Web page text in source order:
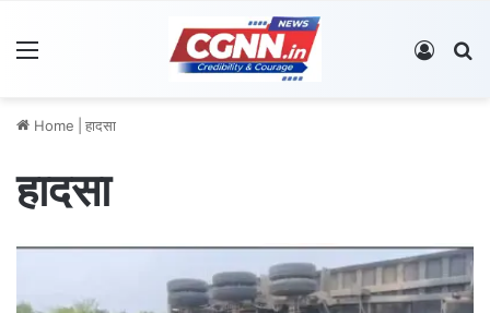
Log In
Home हादसा
हादसा